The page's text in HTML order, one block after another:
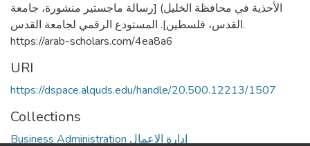
الأحذية في محافظة الخليل) [رسالة ماجستير منشورة، جامعة
القدس، فلسطين]. المستودع الرقمي لجامعة القدس.
https://arab-scholars.com/4ea8a6
URI
https://dspace.alquds.edu/handle/20.500.12213/1507
Collections
Business Administration إدارة الاعمال